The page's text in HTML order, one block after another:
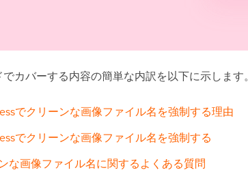
カバーする内容の簡単な内訳を以下に示します。
でクリーンな画像ファイル名を強制する理由
でクリーンな画像ファイル名を強制する
な画像ファイル名に関するよくある質問